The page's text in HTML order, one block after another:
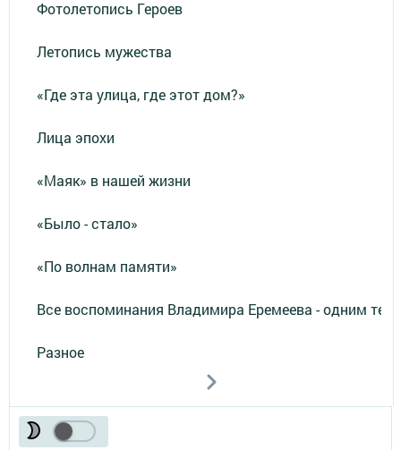
Фотолетопись Героев
Летопись мужества
«Где эта улица, где этот дом?»
Лица эпохи
«Маяк» в нашей жизни
«Было - стало»
«По волнам памяти»
Все воспоминания Владимира Еремеева - одним
Разное